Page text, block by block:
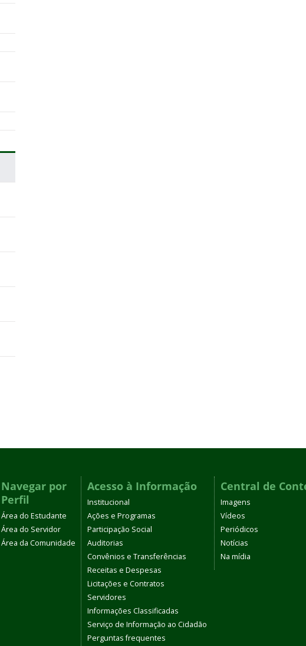
Navegar por
Perfil
Área do Estudante
Área do Servidor
Área da Comunidade
Acesso à Informação
Institucional
Ações e Programas
Participação Social
Auditorias
Convênios e Transferências
Receitas e Despesas
Licitações e Contratos
Servidores
Informações Classificadas
Serviço de Informação ao Cidadão
Perguntas frequentes
Central de
Imagens
Vídeos
Periódicos
Notícias
Na mídia